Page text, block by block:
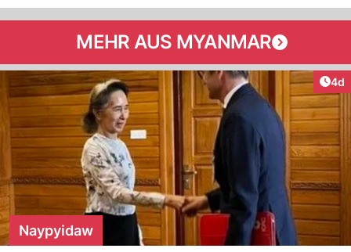
MEHR AUS MYANMAR
4d
Naypyidaw